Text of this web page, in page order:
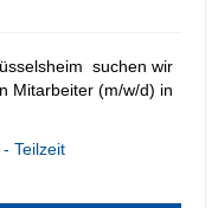
suchen wir
Mitarbeiter (m/w/d) in
Teilzeit